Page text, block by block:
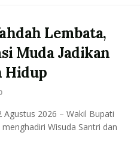
Lembata,
Muda Jadikan
Hidup
Agustus 2026 – Wakil Bupati
Wisuda Santri dan